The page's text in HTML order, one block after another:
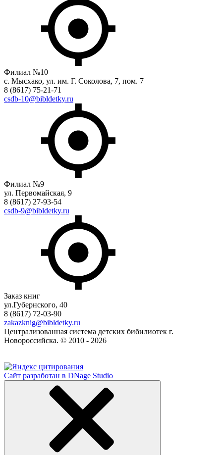
Филиал №10
с. Мысхако, ул. им. Г. Соколова, 7, пом. 7
8 (8617) 75-21-71
csdb-10@bibldetky.ru
Филиал №9
ул. Первомайская, 9
8 (8617) 27-93-54
csdb-9@bibldetky.ru
Заказ книг
ул.Губернского, 40
8 (8617) 72-03-90
zakazknig@bibldetky.ru
Централизованная система детских бибилиотек г.
Новороссийска. © 2010 - 2026
Сайт разработан в DNage Studio